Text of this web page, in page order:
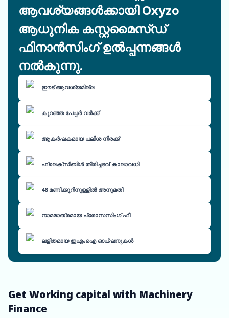
ആവശ്യങ്ങൾക്കായി Oxyzo
ആധുനിക കസ്റ്റമൈസ്ഡ്
ഫിനാൻസിംഗ് ഉൽപ്പന്നങ്ങൾ
നൽകുന്നു.
ഈട് ആവശ്യമില്ല
കുറഞ്ഞ പേപ്പർ വർക്ക്
ആകർഷകമായ പലിശ നിരക്ക്
ഫ്ലെക്സിബിൾ തിരിച്ചടവ് കാലാവധി
48 മണിക്കൂറിനുള്ളിൽ അനുമതി
നാമമാത്രമായ പ്രോസസിംഗ് ഫീ
ലളിതമായ ഇഎംഐ ഓപ്ഷനുകൾ
Get Working capital with Machinery
Finance